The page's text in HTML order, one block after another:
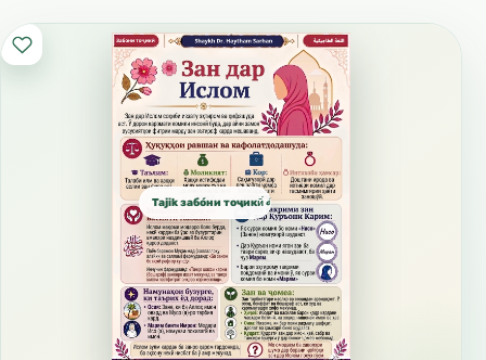
машҳур ҷоиз нест. Пас он қавме, ки айби
худро дониста ислоҳ намешаванд, Аллоҳ аз
онҳо розӣ намегардад.
اللغة الطاجيكية
Забони Тоҷикӣ
Tajik забо́ни тоҷикӣ́ الطاجيكية